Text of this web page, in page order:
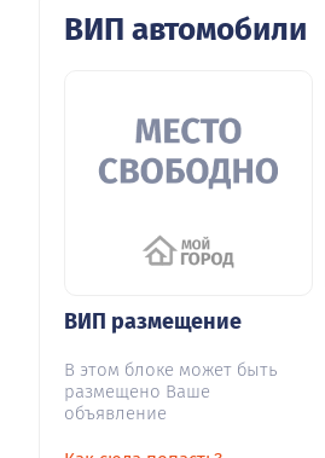
ВИП автомобили
ВИП размещение
В этом блоке может быть
размещено Ваше
объявление